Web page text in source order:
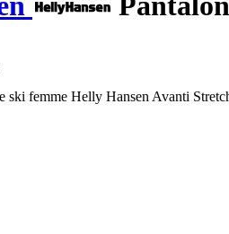
ski femme Helly Hansen Avanti